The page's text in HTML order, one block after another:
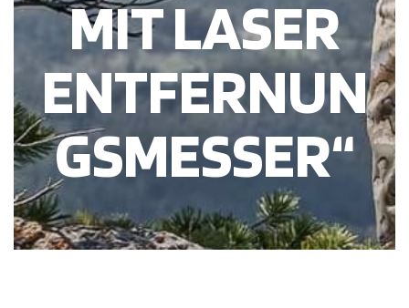
MIT LASER
ENTFERNUN
GSMESSER“